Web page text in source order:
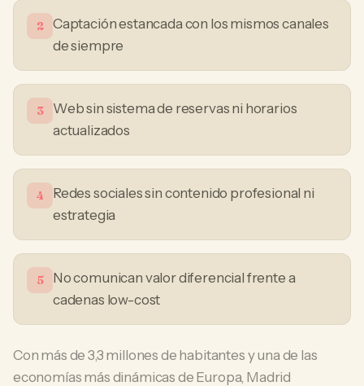
2
Captación estancada con los mismos canales
de siempre
3
Web sin sistema de reservas ni horarios
actualizados
4
Redes sociales sin contenido profesional ni
estrategia
5
No comunican valor diferencial frente a
cadenas low-cost
Con más de 3,3 millones de habitantes y una de las
economías más dinámicas de Europa, Madrid